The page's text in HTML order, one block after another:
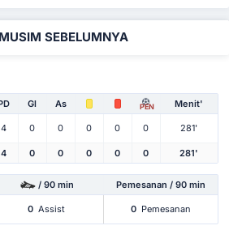
SEBELUMNYA
Gl As PEN Menit'
4 0 0 0 0 0 281'
4 0 0 0 0 0 281'
/ 90 min Pemesanan / 90 min
0 Assist 0 Pemesanan